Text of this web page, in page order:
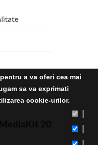
2020
a va oferi cea mai
sa va exprimati
cookie-urilor.